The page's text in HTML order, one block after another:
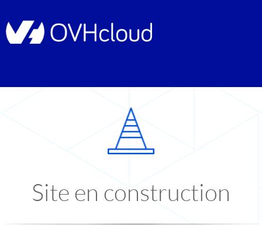
Site en construction